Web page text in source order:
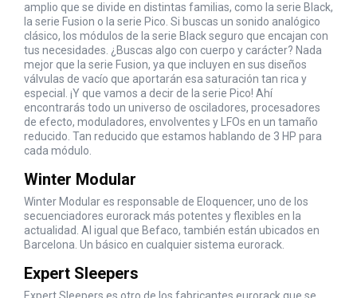
amplio que se divide en distintas familias, como la serie Black,
la serie Fusion o la serie Pico. Si buscas un sonido analógico
clásico, los módulos de la serie Black seguro que encajan con
tus necesidades. ¿Buscas algo con cuerpo y carácter? Nada
mejor que la serie Fusion, ya que incluyen en sus diseños
válvulas de vacío que aportarán esa saturación tan rica y
especial. ¡Y que vamos a decir de la serie Pico! Ahí
encontrarás todo un universo de osciladores, procesadores
de efecto, moduladores, envolventes y LFOs en un tamaño
reducido. Tan reducido que estamos hablando de 3 HP para
cada módulo.
Winter Modular
Winter Modular es responsable de Eloquencer, uno de los
secuenciadores eurorack más potentes y flexibles en la
actualidad. Al igual que Befaco, también están ubicados en
Barcelona. Un básico en cualquier sistema eurorack.
Expert Sleepers